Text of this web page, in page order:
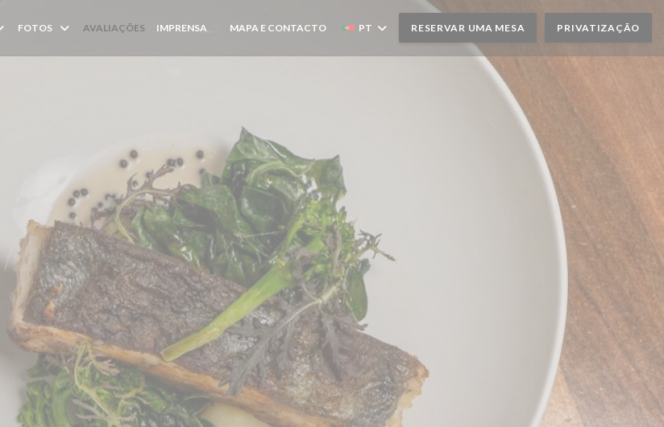
FOTOS AVALIAÇÕES IMPRENSA ((ABRE NUMA NOVA JANELA))
MAPA E CONTACTO PT RESERVAR UMA MESA PRIVATIZAÇÃO